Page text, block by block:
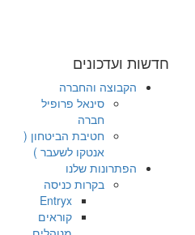
חדשות ועדכונים
הקבוצה והחברה
סינאל פרופיל
חברה
חטיבת הביטחון (
אנטקו לשעבר )
הפתרונות שלנו
בקרות כניסה
Entryx
קוראים